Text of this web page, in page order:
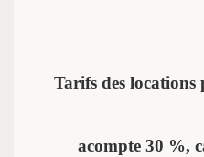
Tarifs des locations
acompte 30 %,